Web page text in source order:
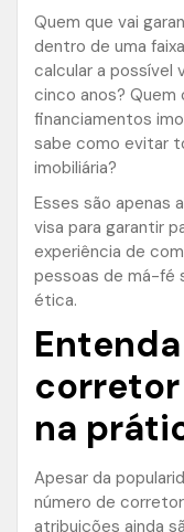
Quem que vai
dentro de uma
calcular a possível
cinco anos?
financiamentos
sabe como evitar
imobiliária?
Esses são apenas
visa para garantir
experiência de
pessoas de má-fé
ética.
corretor
na
Apesar da
número de
atribuições ainda